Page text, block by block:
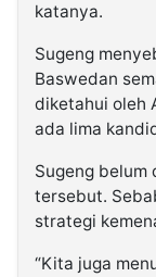
katanya.
Sugeng
Baswedan
diketahui oleh
ada lima
Sugeng belum
tersebut.
strategi
“Kita juga